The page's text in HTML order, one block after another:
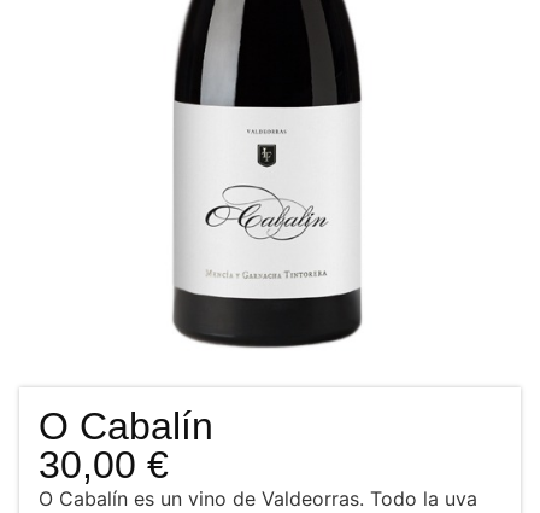
O Cabalín
30,00 €
O Cabalín es un vino de Valdeorras. Todo la uva